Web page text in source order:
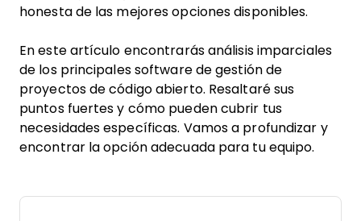
honesta de las mejores opciones disponibles.
En este artículo encontrarás análisis imparciales
de los principales software de gestión de
proyectos de código abierto. Resaltaré sus
puntos fuertes y cómo pueden cubrir tus
necesidades específicas. Vamos a profundizar y
encontrar la opción adecuada para tu equipo.